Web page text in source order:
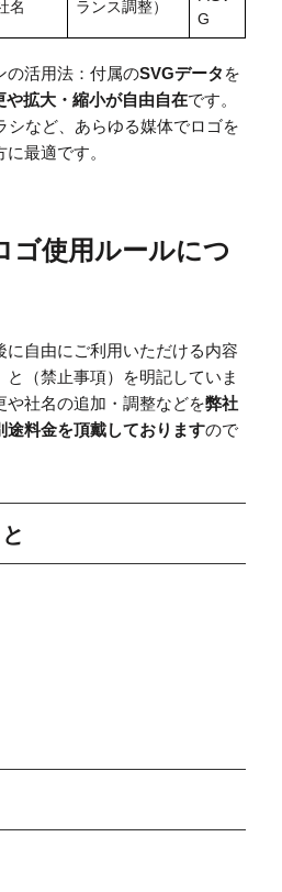
名 ランス調整）
G
活用法：付属のSVGデータ を
や拡大・縮小が自由自在です。
シなど、あらゆる媒体でロゴを
最適です。
ゴ使用ルールにつ
に自由にご利用いただける内容
と（禁止事項）を明記していま
や社名の追加・調整などを弊社
途料金を頂戴しておりますので